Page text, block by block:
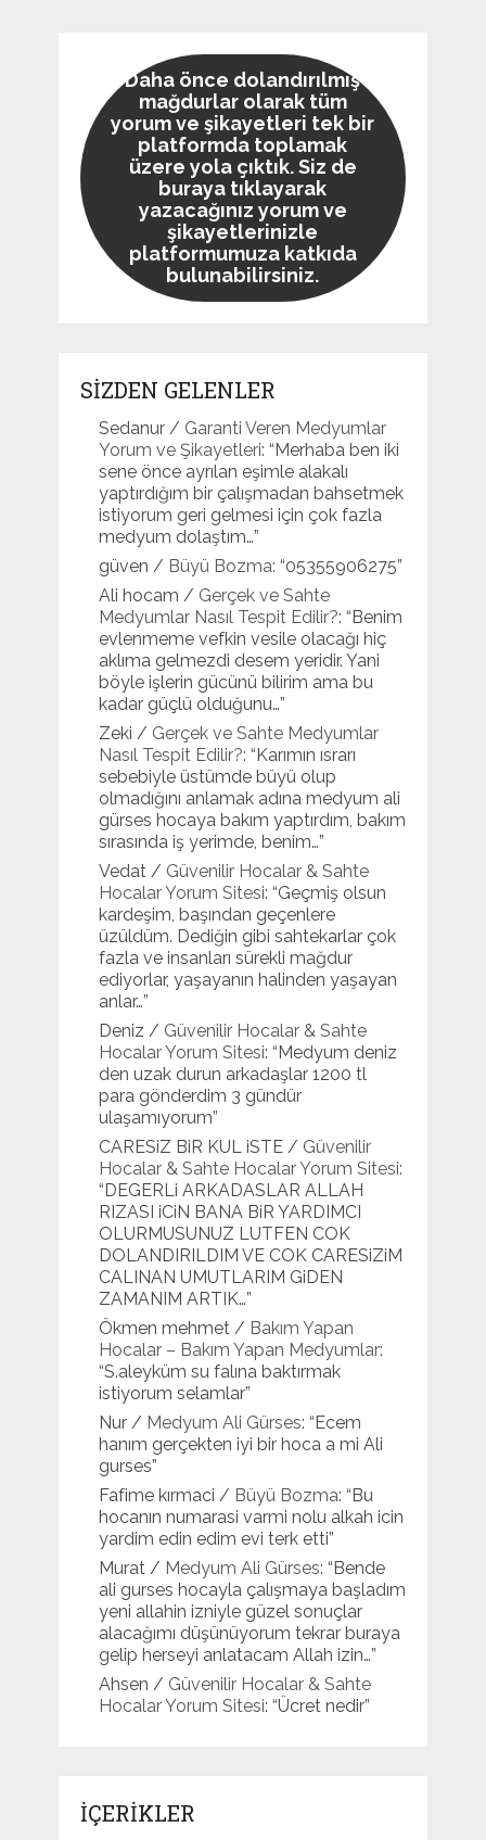
Daha önce dolandırılmış
mağdurlar olarak tüm
yorum ve şikayetleri tek bir
platformda toplamak
üzere yola çıktık. Siz de
buraya tıklayarak
yazacağınız yorum ve
şikayetlerinizle
platformumuza katkıda
bulunabilirsiniz.
SİZDEN GELENLER
Sedanur/ Garanti Veren Medyumlar
Yorum ve Şikayetleri: “ Merhaba ben iki
sene önce ayrılan eşimle alakalı
yaptırdığım bir çalışmadan bahsetmek
istiyorum geri gelmesi için çok fazla
medyum dolaştım…”
güven / Büyü Bozma: “05355906275”
Ali hocam / Gerçek ve Sahte
Medyumlar Nasıl Tespit Edilir?: “ Benim
evlenmeme vefkin vesile olacağı hiç
aklıma gelmezdi desem yeridir. Yani
böyle işlerin gücünü bilirim ama bu
kadar güçlü olduğunu…”
Zeki / Gerçek ve Sahte Medyumlar
Nasıl Tespit Edilir?: “ Karımın ısrarı
sebebiyle üstümde büyü olup
olmadığını anlamak adına medyum ali
gürses hocaya bakım yaptırdım, bakım
sırasında iş yerimde, benim…”
Vedat/ Güvenilir Hocalar & Sahte
Hocalar Yorum Sitesi: “Geçmiş olsun
kardeşim, başından geçenlere
üzüldüm. Dediğin gibi sahtekarlar çok
fazla ve insanları sürekli mağdur
ediyorlar, yaşayanın halinden yaşayan
anlar…”
Deniz / Güvenilir Hocalar & Sahte
Hocalar Yorum Sitesi: “ Medyum deniz
den uzak durun arkadaşlar 1200 tl
para gönderdim 3 gündür
ulaşamıyorum”
CARESiZ BiR KUL iSTE/ Güvenilir
Hocalar & Sahte Hocalar Yorum Sitesi:
“ DEGERLi ARKADASLAR ALLAH
RIZASI iCiN BANA BiR YARDIMCI
OLURMUSUNUZ LUTFEN COK
DOLANDIRILDIM VE COK CARESiZiM
CALINAN UMUTLARIM GiDEN
ZAMANIM ARTIK…”
Ökmen mehmet/ Bakım Yapan
Hocalar – Bakım Yapan Medyumlar:
“S.aleyküm su falına baktırmak
istiyorum selamlar”
Nur/ Medyum Ali Gürses: “ Ecem
hanım gerçekten iyi bir hoca a mi Ali
gurses”
Fafime kırmaci / Büyü Bozma: “ Bu
hocanın numarasi varmi nolu alkah icin
yardim edin edim evi terk etti”
Murat/ Medyum Ali Gürses: “ Bende
ali gurses hocayla çalışmaya başladım
yeni allahin izniyle güzel sonuçlar
alacağımı düşünüyorum tekrar buraya
gelip herseyi anlatacam Allah izin…”
Ahsen / Güvenilir Hocalar & Sahte
Hocalar Yorum Sitesi: “Ücret nedir”
İÇERİKLER